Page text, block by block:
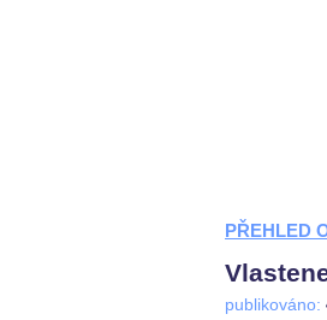
PŘEHLED
publikováno: